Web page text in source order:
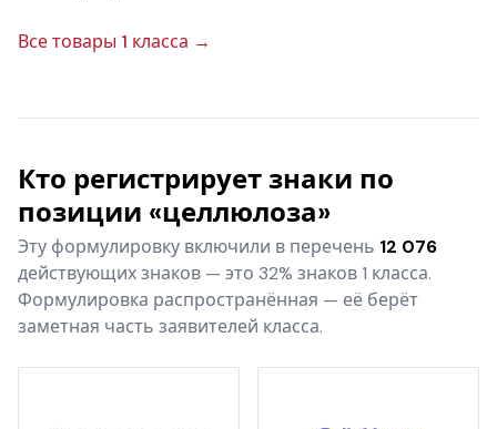
Все товары 1 класса →
Кто регистрирует знаки по
позиции «целлюлоза»
Эту формулировку включили в перечень 12 076
действующих знаков — это 32% знаков 1 класса.
Формулировка распространённая — её берёт
заметная часть заявителей класса.